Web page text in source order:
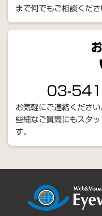
まで何でもご相談くださ
03-
お気軽にご連絡ください
些細なご質問にもスタ
す。